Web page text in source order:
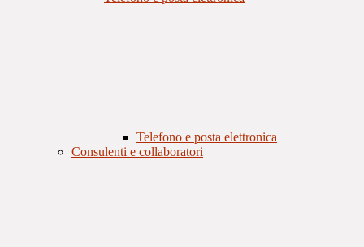
Telefono e posta elettronica
Consulenti e collaboratori